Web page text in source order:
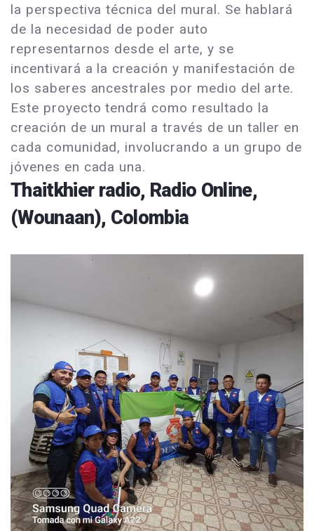
la perspectiva técnica del mural. Se hablará
de la necesidad de poder auto
representarnos desde el arte, y se
incentivará a la creación y manifestación de
los saberes ancestrales por medio del arte.
Este proyecto tendrá como resultado la
creación de un mural a través de un taller en
cada comunidad, involucrando a un grupo de
jóvenes en cada una.
Thaitkhier radio, Radio Online,
(Wounaan), Colombia